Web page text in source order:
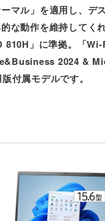
ーマル」を適用し、デ
な動作を維持してく
810H」に準拠。「
2024 &
付属モデルです。